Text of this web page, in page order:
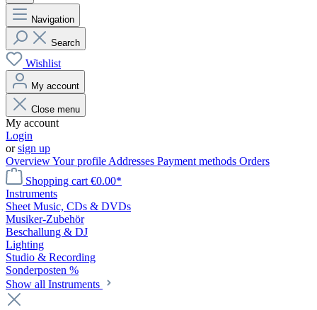
Navigation
Search
Wishlist
My account
Close menu
My account
Login
orsign up
OverviewYour profile Addresses Payment methods Orders
Shopping cart €0.00*
Instruments
Sheet Music, CDs & DVDs
Musiker-Zubehör
Beschallung & DJ
Lighting
Studio & Recording
Sonderposten %
Show all Instruments